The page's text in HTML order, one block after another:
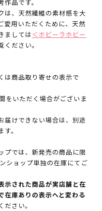
品です。
は、天然繊維の素材感を大
愛用いただくために、天然
ましては＜ホビーラホビー
ください。
商品取り寄せの表示で
をいただく場合がございま
届けできない場合は、別途
。
プでは、新発売の商品に限
ショップ単独の在庫にてご
示された商品が実店舗と在
在庫ありの表示へと変わる
ださい。